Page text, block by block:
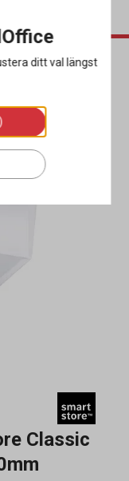
Classic
ditt val längst